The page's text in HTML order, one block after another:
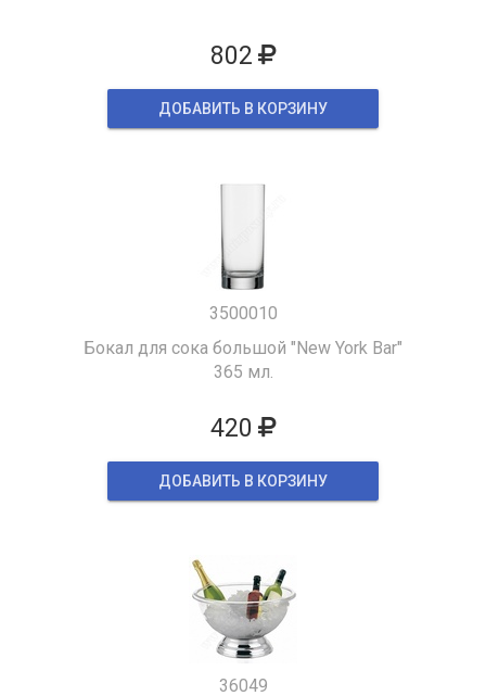
802
ДОБАВИТЬ В КОРЗИНУ
3500010
Бокал для сока большой "New York Bar"
365 мл.
420
ДОБАВИТЬ В КОРЗИНУ
36049